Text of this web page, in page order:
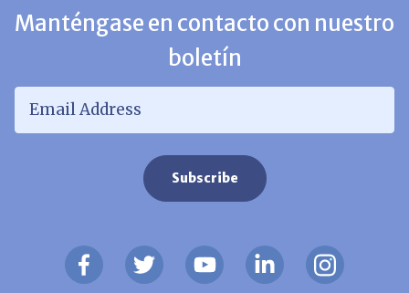
Manténgase en contacto con nuestro
boletín
Email Address